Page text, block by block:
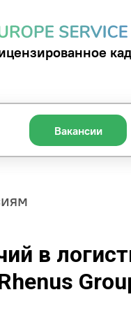
Вакансии
в